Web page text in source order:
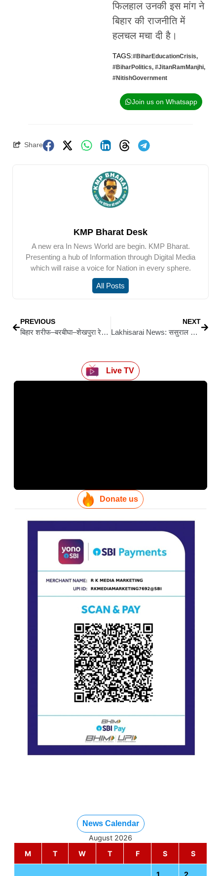
फिलहाल उनकी इस मांग ने
बिहार की राजनीति में
हलचल मचा दी है।
TAGS:#BiharEducationCrisis,
#BiharPolitics, #JitanRamManjhi,
#NitishGovernment
Join us on Whatsapp
Share
KMP Bharat Desk
A new era In News World are begin. KMP Bharat.
Presenting a hub of Information through Digital Media
which will raise a voice for Nation in every sphere.
All Posts
PREVIOUS
बिहार शरीफ–बरबीघा–शेखपुरा रेल परियोजना का अहम पड़ाव पूरा, सीआरएस ने किया नई लाइन का निरीक्षण
NEXT
Lakhisarai News: ससुराल जाते समय युवक को अज्ञात अपराधी ने मारी गोली, साला पर भी शक
Live TV
Donate us
News Calendar
August 2026
M
T W T F S S